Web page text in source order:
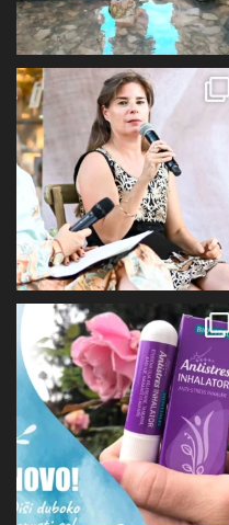
Prošli tjedan @alqvimia_hrvatska je
slavila 2...
67 6
Evo malo detaljnije o mirisu i
limbičkom sustavu,...
12 0